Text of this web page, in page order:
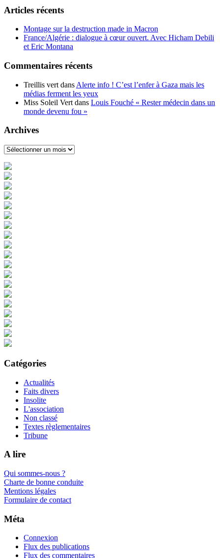
Articles récents
Montage sur la destruction made in Macron
France/Algérie : dialogue à cœur ouvert. Avec Hicham Debili
et Eric Montana
Commentaires récents
Treillis vert dans Alerte info ! C’est l’enfer à Gaza mais les
médias ferment les yeux
Miss Soleil Vert dans Louis Fouché « Rester médecin dans un
monde devenu fou »
Archives
Archives
Catégories
Actualités
Faits divers
Insolite
L'association
Non classé
Textes règlementaires
Tribune
A lire
Qui sommes-nous ?
Charte de bonne conduite
Mentions légales
Formulaire de contact
Méta
Connexion
Flux des publications
Flux des commentaires